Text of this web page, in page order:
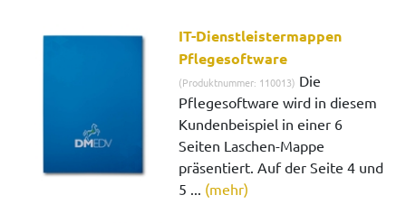
IT-Dienstleistermappen
Pflegesoftware
(Produktnummer: 110013) Die
Pflegesoftware wird in diesem
Kundenbeispiel in einer 6
Seiten Laschen-Mappe
präsentiert. Auf der Seite 4 und
5 ... (mehr)